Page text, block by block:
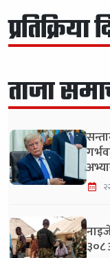
ताजा
३०८